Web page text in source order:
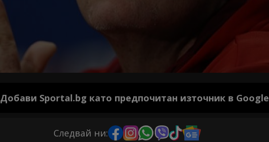
Добави Sportal.bg като предпочитан източник в Google
Следвай ни: